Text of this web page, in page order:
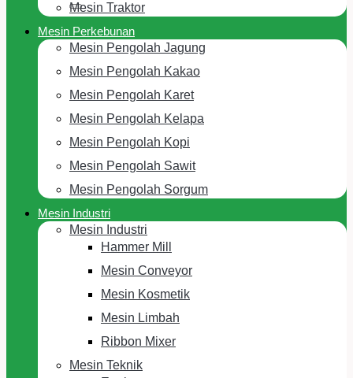
Mesin Traktor
Mesin Perkebunan
Mesin Pengolah Jagung
Mesin Pengolah Kakao
Mesin Pengolah Karet
Mesin Pengolah Kelapa
Mesin Pengolah Kopi
Mesin Pengolah Sawit
Mesin Pengolah Sorgum
Mesin Industri
Mesin Industri
Hammer Mill
Mesin Conveyor
Mesin Kosmetik
Mesin Limbah
Ribbon Mixer
Mesin Teknik